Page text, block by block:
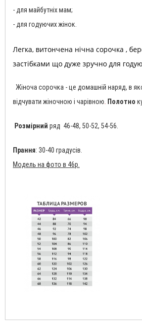
- для майбутніх мам;
- для годуючих жінок.
Легка, витончена нічна сорочка ,
застібками що дуже зручно для
Жіноча сорочка - це домашній наряд, в
відчувати жіночною і чарівною Полотно
Розмірний ряд 46-48, 50-52, 54-56.
Прання: 30-40 градусів.
Модель на фото в 46р.